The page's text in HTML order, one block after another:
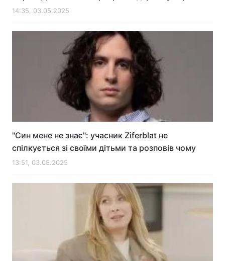
14:35, 03.05.2025
"Син мене не знає": учасник Ziferblat не
спілкується зі своїми дітьми та розповів чому
13:51, 03.05.2025